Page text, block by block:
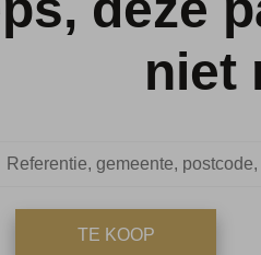
niet
TE KOOP